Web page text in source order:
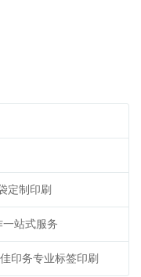
定制印刷
站式服务
印务专业标签印刷